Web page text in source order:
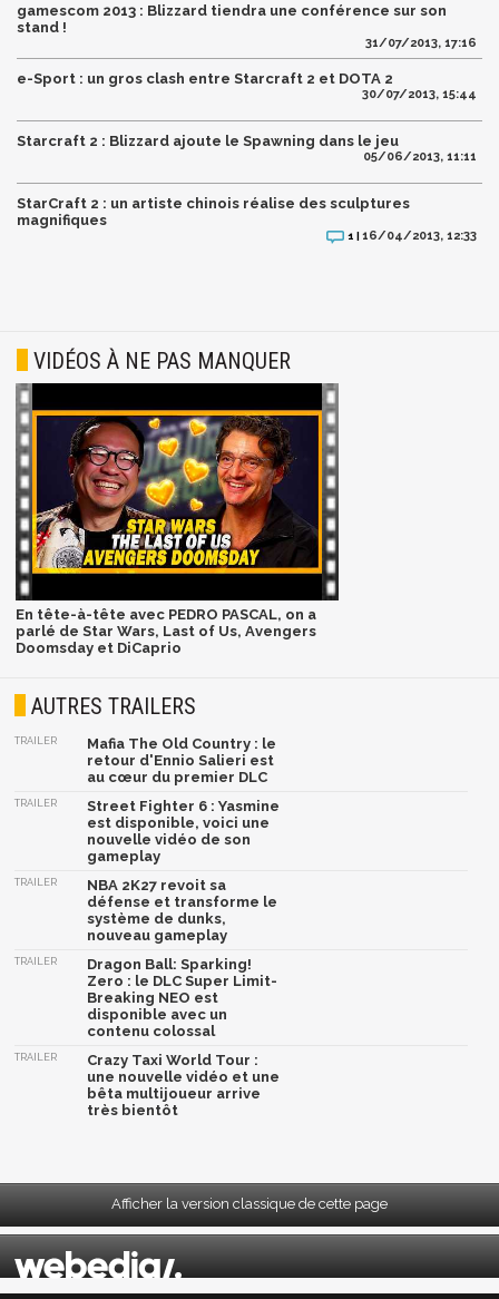
gamescom 2013 : Blizzard tiendra une conférence sur son
stand !
31/07/2013, 17:16
e-Sport : un gros clash entre Starcraft 2 et DOTA 2
30/07/2013, 15:44
Starcraft 2 : Blizzard ajoute le Spawning dans le jeu
05/06/2013, 11:11
StarCraft 2 : un artiste chinois réalise des sculptures
magnifiques
1 |16/04/2013, 12:33
VIDÉOS À NE PAS MANQUER
En tête-à-tête avec PEDRO PASCAL, on a
parlé de Star Wars, Last of Us, Avengers
Doomsday et DiCaprio
AUTRES TRAILERS
TRAILER
Mafia The Old Country : le
retour d'Ennio Salieri est
au cœur du premier DLC
TRAILER
Street Fighter 6 : Yasmine
est disponible, voici une
nouvelle vidéo de son
gameplay
TRAILER
NBA 2K27 revoit sa
défense et transforme le
système de dunks,
nouveau gameplay
TRAILER
Dragon Ball: Sparking!
Zero : le DLC Super Limit-
Breaking NEO est
disponible avec un
contenu colossal
TRAILER
Crazy Taxi World Tour :
une nouvelle vidéo et une
bêta multijoueur arrive
très bientôt
Afficher la version classique de cette page